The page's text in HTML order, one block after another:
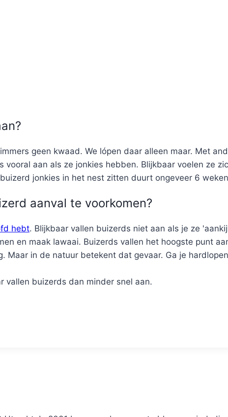
geen kwaad. We lópen daar alleen maar. Met
vooral aan als ze jonkies hebben. Blijkbaar voelen ze
jonkies in het nest zitten duurt ongeveer 6
aanval te voorkomen?
hebt. Blijkbaar vallen buizerds niet aan als je ze
en maak lawaai. Buizerds vallen het hoogste punt
Maar in de natuur betekent dat gevaar. Ga je
vallen buizerds dan minder snel aan.